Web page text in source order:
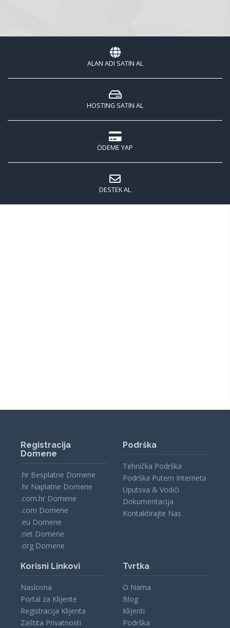
ALAN ADI SATIN AL
HOSTING SATIN AL
ÖDEME YAP
DESTEK AL
Registracija
Domene
.hr Besplatne Domene
.hr Naplatne Domene
.com.hr Domene
.com Domene
.eu Domene
.net Domene
.org Domene
Podrška
Tehnička Podrška
Podrška Putem Interneta
Uputsva & Vodiči
Dokumentacija
Kontaktirajte Nas
Korisni Linkovi
Naslovna
Portal za Klijente
Registracija Klijenta
Zaštita Privatnosti
Tvrtka
O Nama
Blog
Klijenti
Podrška